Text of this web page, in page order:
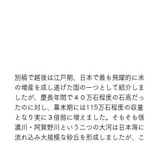
別稿で越後は江戸期、日本で最も飛躍的に米
の増産を成し遂げた国の一つとして紹介しま
したが、慶長年間で４０万石程度の石高だっ
たのに対し、幕末期には115万石程度の収量
となり実に３倍弱に増えました。そもそも信
濃川・阿賀野川という二つの大河は日本海に
流れ込み大規模な砂丘を形成しましたが、こ